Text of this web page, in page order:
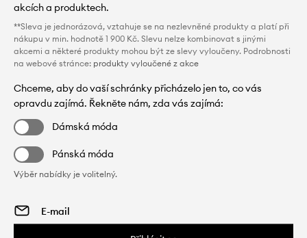
akcích a produktech.
**Sleva je jednorázová, vztahuje se na nezlevněné produkty a platí při
nákupu v min. hodnotě 1 900 Kč. Slevu nelze kombinovat s jinými
akcemi a některé produkty mohou být ze slevy vyloučeny. Podrobnosti
na webové stránce: produkty vyloučené z akce
Chceme, aby do vaší schránky přicházelo jen to, co vás
opravdu zajímá. Řekněte nám, zda vás zajímá:
Dámská móda
Pánská móda
Výběr nabídky je volitelný.